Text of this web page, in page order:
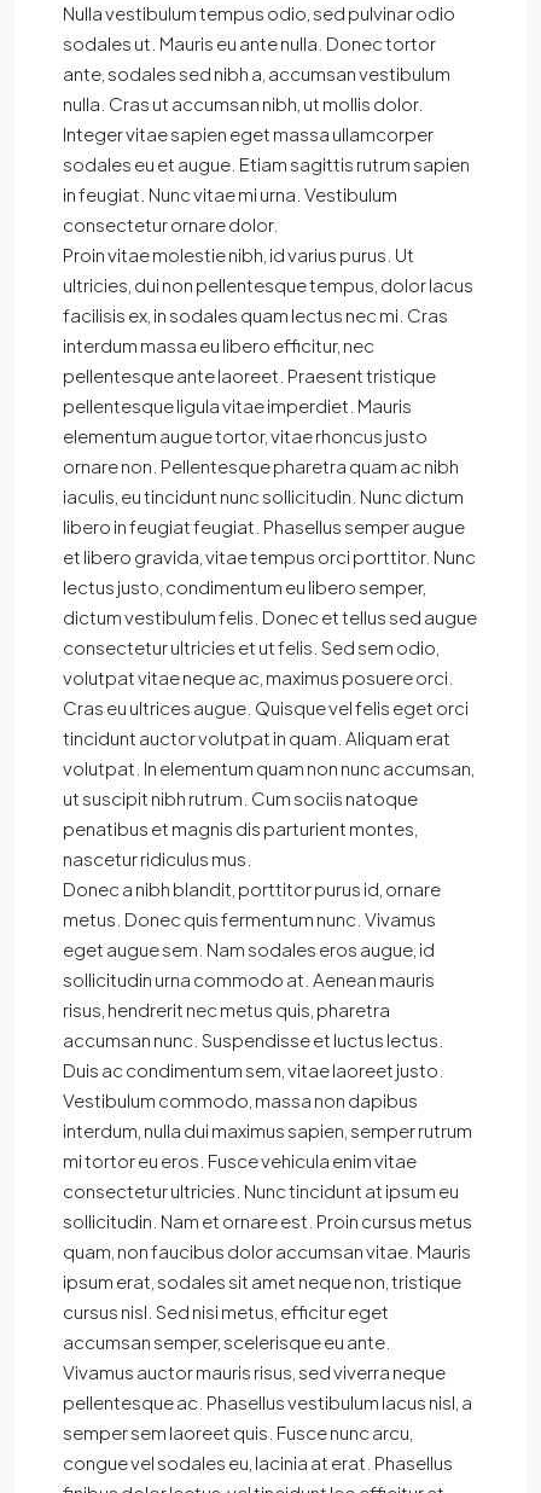
Nulla vestibulum tempus odio, sed pulvinar odio
sodales ut. Mauris eu ante nulla. Donec tortor
ante, sodales sed nibh a, accumsan vestibulum
nulla. Cras ut accumsan nibh, ut mollis dolor.
Integer vitae sapien eget massa ullamcorper
sodales eu et augue. Etiam sagittis rutrum sapien
in feugiat. Nunc vitae mi urna. Vestibulum
consectetur ornare dolor.
Proin vitae molestie nibh, id varius purus. Ut
ultricies, dui non pellentesque tempus, dolor lacus
facilisis ex, in sodales quam lectus nec mi. Cras
interdum massa eu libero efficitur, nec
pellentesque ante laoreet. Praesent tristique
pellentesque ligula vitae imperdiet. Mauris
elementum augue tortor, vitae rhoncus justo
ornare non. Pellentesque pharetra quam ac nibh
iaculis, eu tincidunt nunc sollicitudin. Nunc dictum
libero in feugiat feugiat. Phasellus semper augue
et libero gravida, vitae tempus orci porttitor. Nunc
lectus justo, condimentum eu libero semper,
dictum vestibulum felis. Donec et tellus sed augue
consectetur ultricies et ut felis. Sed sem odio,
volutpat vitae neque ac, maximus posuere orci.
Cras eu ultrices augue. Quisque vel felis eget orci
tincidunt auctor volutpat in quam. Aliquam erat
volutpat. In elementum quam non nunc accumsan,
ut suscipit nibh rutrum. Cum sociis natoque
penatibus et magnis dis parturient montes,
nascetur ridiculus mus.
Donec a nibh blandit, porttitor purus id, ornare
metus. Donec quis fermentum nunc. Vivamus
eget augue sem. Nam sodales eros augue, id
sollicitudin urna commodo at. Aenean mauris
risus, hendrerit nec metus quis, pharetra
accumsan nunc. Suspendisse et luctus lectus.
Duis ac condimentum sem, vitae laoreet justo.
Vestibulum commodo, massa non dapibus
interdum, nulla dui maximus sapien, semper rutrum
mi tortor eu eros. Fusce vehicula enim vitae
consectetur ultricies. Nunc tincidunt at ipsum eu
sollicitudin. Nam et ornare est. Proin cursus metus
quam, non faucibus dolor accumsan vitae. Mauris
ipsum erat, sodales sit amet neque non, tristique
cursus nisl. Sed nisi metus, efficitur eget
accumsan semper, scelerisque eu ante.
Vivamus auctor mauris risus, sed viverra neque
pellentesque ac. Phasellus vestibulum lacus nisl, a
semper sem laoreet quis. Fusce nunc arcu,
congue vel sodales eu, lacinia at erat. Phasellus